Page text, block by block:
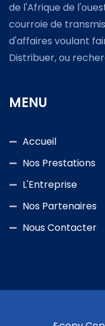
de l'Afrique de
courroie de
d'affaires voulant
Distribuer, ou
MENU
Accueil
Nos Prestations
L'Entreprise
Nos Partenaires
Nous Contacter